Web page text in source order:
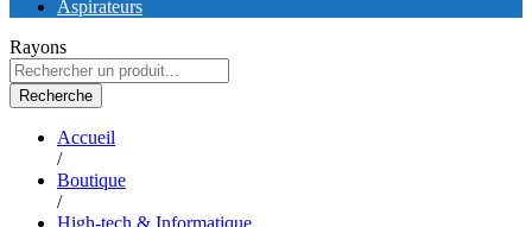
Aspirateurs
Rayons
Recherche
Accueil
/
Boutique
/
High-tech & Informatique